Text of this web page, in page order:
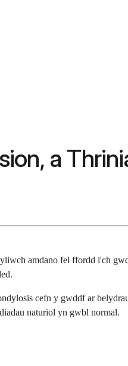
a
amdano fel ffordd i'ch
cefn y gwddf ar
naturiol yn gwbl normal.